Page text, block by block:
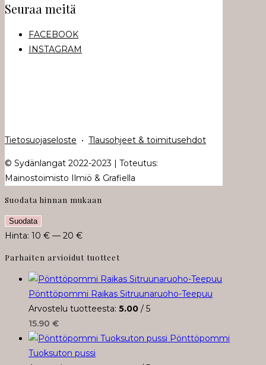
Seuraa meitä
FACEBOOK
INSTAGRAM
Tietosuojaseloste • Tlausohjeet & toimitusehdot
© Sydänlangat 2022-2023 | Toteutus:
Mainostoimisto Ilmiö & Grafiella
Suodata hinnan mukaan
Minimihinta
Maksimihinta
Suodata
Hinta: 10 € — 20 €
Parhaiten arvioidut tuotteet
Pönttöpommi Raikas Sitruunaruoho-Teepuu
Arvostelu tuotteesta: 5.00 / 5
15.90 €
Pönttöpommi
Tuoksuton pussi